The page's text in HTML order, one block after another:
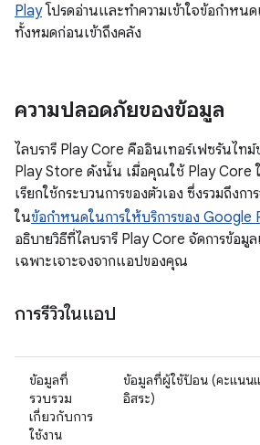
Playโปรดอ่านและทำความเข้าใจข้อกำหน
ทั้งหมดก่อนเข้าถึงคลัง
ความปลอดภัยของข้อมูล
ไลบรารี Play Core คืออินเทอร์เฟซรันไท
Play Store ดังนั้น เมื่อคุณใช้ Play Core
เรียกใช้กระบวนการของตัวเอง ซึ่งรวมถึงก
ในข้อกำหนดในการให้บริการของ Google
อธิบายวิธีที่ไลบรารี Play Core จัดการข้อมู
เฉพาะเจาะจงจากแอปของคุณ
การรีวิวในแอป
ข้อมูลที่
รวบรวม
เกี่ยวกับการ
ใช้งาน
ข้อมูลที่ผู้ใช้ป้อน (คะแนน
อิสระ)